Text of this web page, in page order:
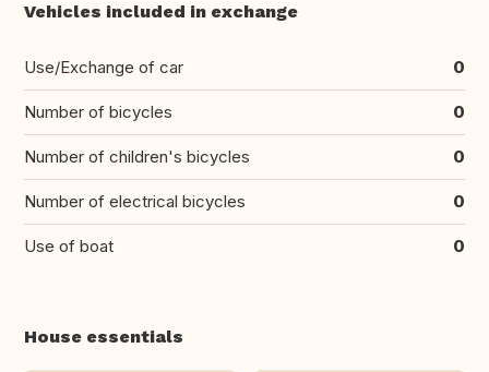
Vehicles included in exchange
Use/Exchange of car 0
Number of bicycles 0
Number of children's bicycles 0
Number of electrical bicycles 0
Use of boat 0
House essentials